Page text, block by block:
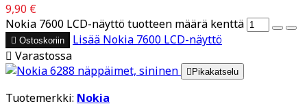
9,90 €
Nokia 7600 LCD-näyttö tuotteen määrä kenttä
 Ostoskoriin Lisää Nokia 7600 LCD-näyttö
 Varastossa
 Pikakatselu
Tuotemerkki: Nokia